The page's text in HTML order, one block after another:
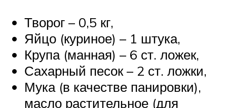
Творог – 0,5 кг,
Яйцо (куриное) – 1 штука,
Крупа (манная) – 6 ст. ложек,
Сахарный песок – 2 ст. ложки,
Мука (в качестве панировки),
масло растительное (для